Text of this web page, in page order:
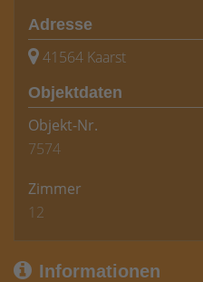
Adresse
41564 Kaarst
Objektdaten
Objekt-Nr.
7574
Zimmer
12
Informationen